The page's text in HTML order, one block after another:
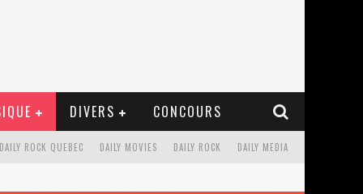
DIVERS CONCOURS
DAILY MEDIA
DAILY ROCK
DAILY MOVIES
DAILY ROCK QUEBEC